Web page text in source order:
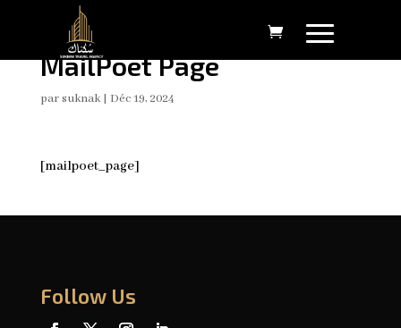
MailPoet Page
parsuknak| Déc 19, 2024
[mailpoet_page]
Follow Us